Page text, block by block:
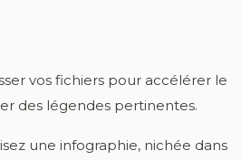
vos fichiers pour accélérer le
des légendes pertinentes.
une infographie, nichée dans